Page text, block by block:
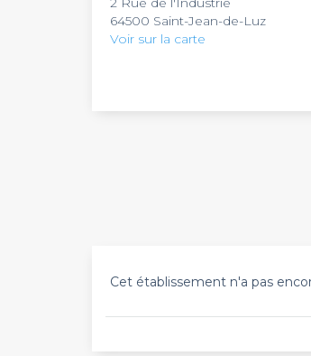
64500 Saint-Jean-de-Luz
Voir sur la carte
Cet établissement n'a pas